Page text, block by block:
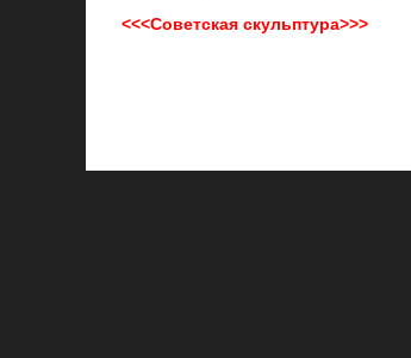
<<<Советская скульптура>>>